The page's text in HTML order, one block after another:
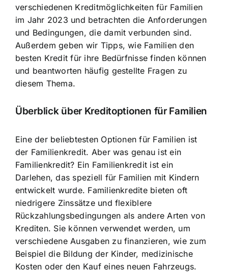
verschiedenen Kreditmöglichkeiten für Familien
im Jahr 2023 und betrachten die Anforderungen
und Bedingungen, die damit verbunden sind.
Außerdem geben wir Tipps, wie Familien den
besten Kredit für ihre Bedürfnisse finden können
und beantworten häufig gestellte Fragen zu
diesem Thema.
Überblick über Kreditoptionen für Familien
Eine der beliebtesten Optionen für Familien ist
der Familienkredit. Aber was genau ist ein
Familienkredit? Ein Familienkredit ist ein
Darlehen, das speziell für Familien mit Kindern
entwickelt wurde. Familienkredite bieten oft
niedrigere Zinssätze und flexiblere
Rückzahlungsbedingungen als andere Arten von
Krediten. Sie können verwendet werden, um
verschiedene Ausgaben zu finanzieren, wie zum
Beispiel die Bildung der Kinder, medizinische
Kosten oder den Kauf eines neuen Fahrzeugs.